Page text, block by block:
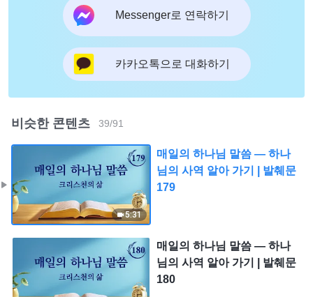
Messenger로 연락하기
카카오톡으로 대화하기
비슷한 콘텐츠 39/91
5:31
매일의 하나님 말씀 ― 하나
님의 사역 알아 가기 | 발췌문
179
매일의 하나님 말씀 ― 하나
님의 사역 알아 가기 | 발췌문
180